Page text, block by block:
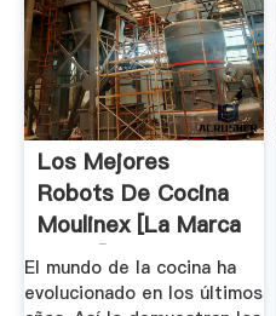
Los Mejores
Robots De Cocina
Moulinex [la Marca
Líder ]
El mundo de la cocina ha
evolucionado en los últimos